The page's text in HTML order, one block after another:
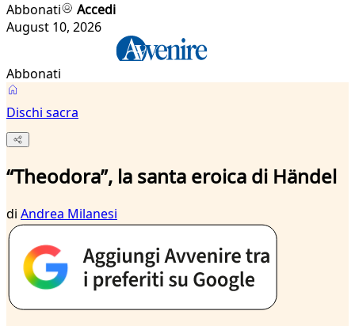
Abbonati
Accedi
August 10, 2026
Abbonati
Dischi sacra
“Theodora”, la santa eroica di Händel
di Andrea Milanesi